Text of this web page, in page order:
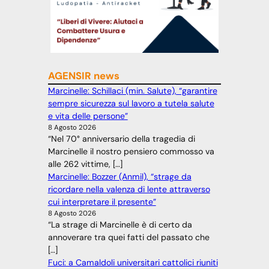
AGENSIR news
Marcinelle: Schillaci (min. Salute), “garantire
sempre sicurezza sul lavoro a tutela salute
e vita delle persone”
8 Agosto 2026
“Nel 70° anniversario della tragedia di
Marcinelle il nostro pensiero commosso va
alle 262 vittime, […]
Marcinelle: Bozzer (Anmil), “strage da
ricordare nella valenza di lente attraverso
cui interpretare il presente”
8 Agosto 2026
“La strage di Marcinelle è di certo da
annoverare tra quei fatti del passato che
[…]
Fuci: a Camaldoli universitari cattolici riuniti